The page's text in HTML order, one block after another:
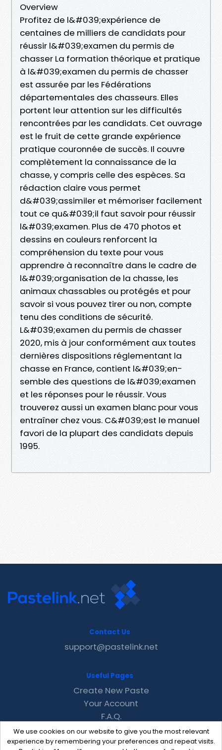
Overview
Profitez de l&#039;expérience de
centaines de milliers de candidats pour
réussir l&#039;examen du permis de
chasser La formation théorique et pratique
à l&#039;examen du permis de chasser
est assurée par les Fédérations
départementales des chasseurs. Elles
portent leur attention sur les difficultés
rencontrées par les candidats. Cet ouvrage
est le fruit de cette grande expérience
pratique couronnée de succès. Il couvre
complètement la connaissance de la
chasse, y compris celle des espèces. Sa
rédaction claire vous permet
d&#039;assimiler et mémoriser facilement
tout ce qu&#039;il faut savoir pour réussir
l&#039;examen. Plus de 470 photos et
dessins en couleurs renforcent la
compréhension du texte pour vous
apprendre à reconnaître dans le cadre de
l&#039;organisation de la chasse, les
animaux chassables ou protégés et pour
savoir si vous pouvez tirer ou non, compte
tenu des conditions de sécurité.
L&#039;examen du permis de chasser
2020, mis à jour conformément aux toutes
dernières dispositions réglementant la
chasse en France, contient l&#039;en-
semble des questions de l&#039;examen
et les réponses pour le réussir. Vous
trouverez aussi un examen blanc pour vous
entraîner chez vous. C&#039;est le manuel
favori de la plupart des candidats depuis
1995.
We use cookies on our website to give you the most relevant
experience by remembering your preferences and repeat visits.
Contact Us
support@pastelink.net
Useful Pages
Create New Paste
Your Account
F.A.Q.
Recent
Contact